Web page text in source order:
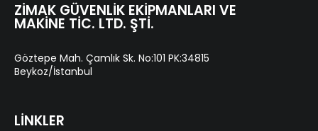
ZIMAK GÜVENLIK EKIPMANLARI VE
MAKINE TIC. LTD. ŞTI.
Göztepe Mah. Çamlık Sk. No:101 PK:34815
Beykoz/İstanbul
LİNKLER